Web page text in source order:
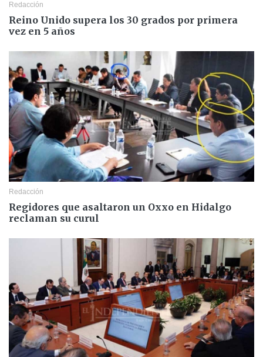
Redacción
Reino Unido supera los 30 grados por primera
vez en 5 años
Redacción
Regidores que asaltaron un Oxxo en Hidalgo
reclaman su curul